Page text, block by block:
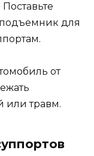
подъемник для
от
или травм.